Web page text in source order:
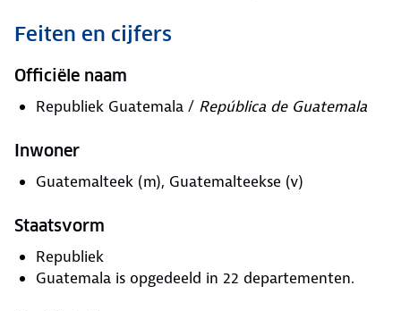
Feiten en cijfers
Officiële naam
Republiek Guatemala / República de Guatemala
Inwoner
Guatemalteek (m), Guatemalteekse (v)
Staatsvorm
Republiek
Guatemala is opgedeeld in 22 departementen.